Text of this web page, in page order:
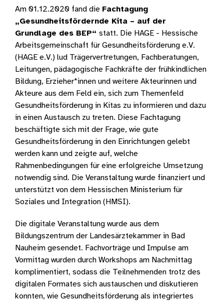
Am 01.12.2020 fand die Fachtagung
„Gesundheitsfördernde Kita – auf der
Grundlage des BEP“ statt. Die HAGE - Hessische
Arbeitsgemeinschaft für Gesundheitsförderung e.V.
(HAGE e.V.) lud Trägervertretungen, Fachberatungen,
Leitungen, pädagogische Fachkräfte der frühkindlichen
Bildung, Erzieher*innen und weitere Akteurinnen und
Akteure aus dem Feld ein, sich zum Themenfeld
Gesundheitsförderung in Kitas zu informieren und dazu
in einen Austausch zu treten. Diese Fachtagung
beschäftigte sich mit der Frage, wie gute
Gesundheitsförderung in den Einrichtungen gelebt
werden kann und zeigte auf, welche
Rahmenbedingungen für eine erfolgreiche Umsetzung
notwendig sind. Die Veranstaltung wurde finanziert und
unterstützt von dem Hessischen Ministerium für
Soziales und Integration (HMSI).
Die digitale Veranstaltung wurde aus dem
Bildungszentrum der Landesärztekammer in Bad
Nauheim gesendet. Fachvorträge und Impulse am
Vormittag wurden durch Workshops am Nachmittag
komplimentiert, sodass die Teilnehmenden trotz des
digitalen Formates sich austauschen und diskutieren
konnten, wie Gesundheitsförderung als integriertes